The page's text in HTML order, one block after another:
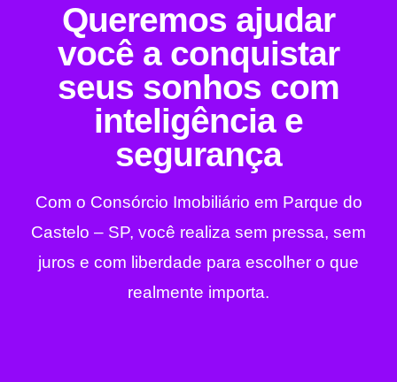
Queremos ajudar
você a conquistar
seus sonhos com
inteligência e
segurança
Com o Consórcio Imobiliário em Parque do
Castelo – SP, você realiza sem pressa, sem
juros e com liberdade para escolher o que
realmente importa.